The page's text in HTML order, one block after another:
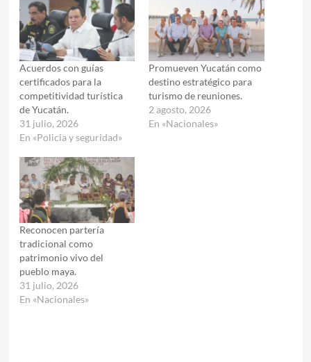
Acuerdos con guías
certificados para la
competitividad turística
de Yucatán.
31 julio, 2026
En «Policia y seguridad»
Promueven Yucatán como
destino estratégico para
turismo de reuniones.
2 agosto, 2026
En «Nacionales»
Reconocen partería
tradicional como
patrimonio vivo del
pueblo maya.
31 julio, 2026
En «Nacionales»